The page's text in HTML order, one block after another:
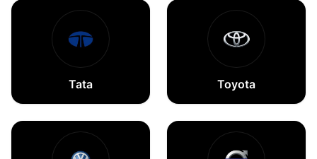
Tata Toyota